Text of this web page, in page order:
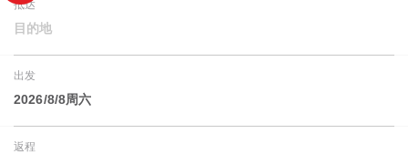
抵达
目的地
出发
2026/8/8周六
返程